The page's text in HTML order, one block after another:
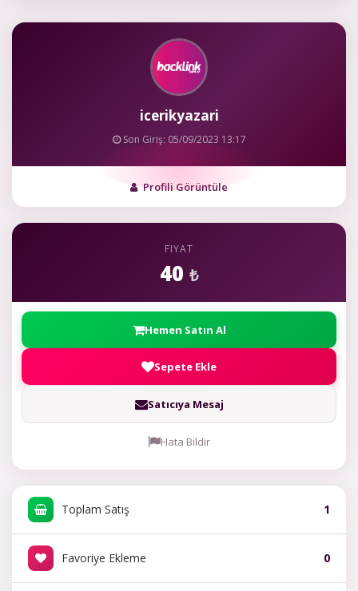
icerikyazari
Son Giriş: 05/09/2023 13:17
Profili Görüntüle
FIYAT
40 ₺
Hemen Satın Al
Sepete Ekle
Satıcıya Mesaj
Hata Bildir
Toplam Satış 1
Favoriye Ekleme 0